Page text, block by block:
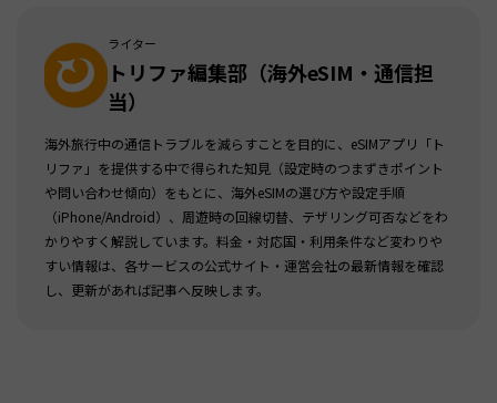
ライター
トリファ編集部（海外eSIM・通信担
当）
海外旅行中の通信トラブルを減らすことを目的に、eSIMアプリ「ト
リファ」を提供する中で得られた知見（設定時のつまずきポイント
や問い合わせ傾向）をもとに、海外eSIMの選び方や設定手順
（iPhone/Android）、周遊時の回線切替、テザリング可否などをわ
かりやすく解説しています。料金・対応国・利用条件など変わりや
すい情報は、各サービスの公式サイト・運営会社の最新情報を確認
し、更新があれば記事へ反映します。